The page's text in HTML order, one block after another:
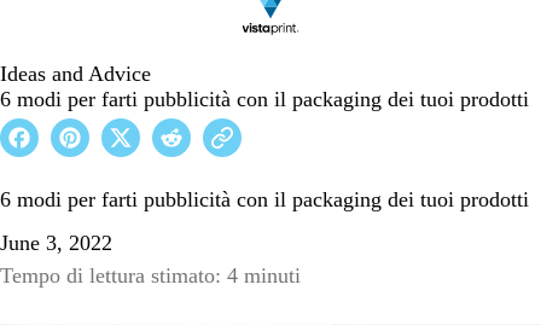
Ideas and Advice
6 modi per farti pubblicità con il packaging dei tuoi prodotti
6 modi per farti pubblicità con il packaging dei tuoi prodotti
June 3, 2022
Tempo di lettura stimato: 4 minuti